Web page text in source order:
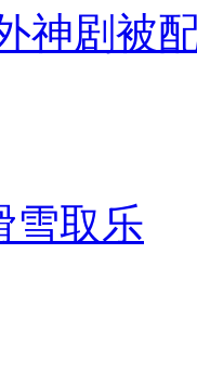
神剧被
雪取乐